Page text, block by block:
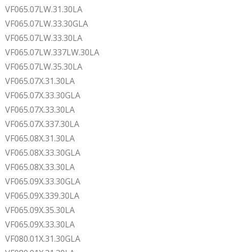
VF065.07LW.31.30LA
VF065.07LW.33.30GLA
VF065.07LW.33.30LA
VF065.07LW.337LW.30LA
VF065.07LW.35.30LA
VF065.07X.31.30LA
VF065.07X.33.30GLA
VF065.07X.33.30LA
VF065.07X.337.30LA
VF065.08X.31.30LA
VF065.08X.33.30GLA
VF065.08X.33.30LA
VF065.09X.33.30GLA
VF065.09X.339.30LA
VF065.09X.35.30LA
VF065.09X.33.30LA
VF080.01X.31.30GLA